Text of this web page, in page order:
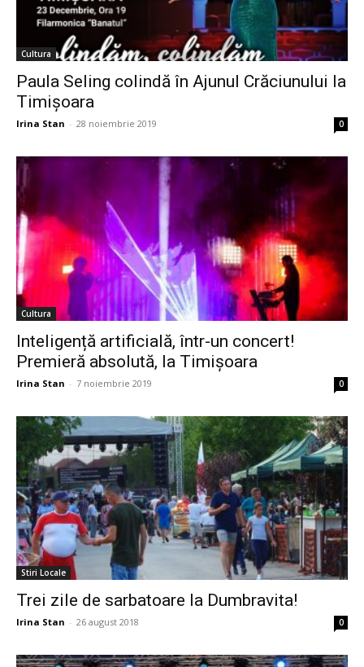
Cultura
Paula Seling colindă în Ajunul Crăciunului la
Timișoara
Irina Stan - 28 noiembrie 2019 0
Cultura
Inteligență artificială, într-un concert!
Premieră absolută, la Timișoara
Irina Stan - 7 noiembrie 2019 0
Stiri Locale
Trei zile de sarbatoare la Dumbravita!
Irina Stan - 26 august 2018 0